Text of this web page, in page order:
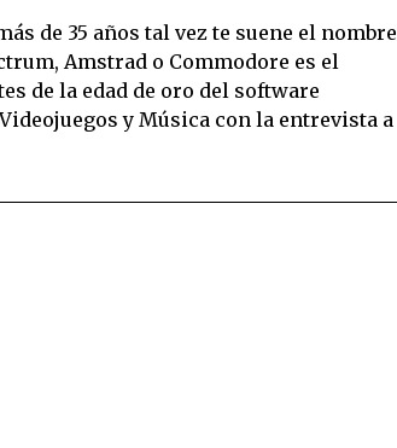
de 35 años tal vez te suene el nombre
Amstrad o Commodore es el
de la edad de oro del software
y Música con la entrevista a